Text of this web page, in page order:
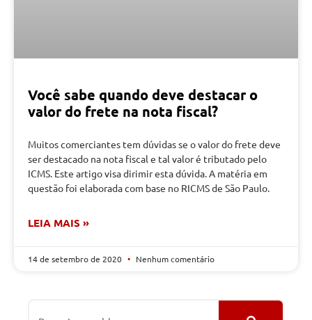
Você sabe quando deve destacar o
valor do frete na nota fiscal?
Muitos comerciantes tem dúvidas se o valor do frete deve
ser destacado na nota fiscal e tal valor é tributado pelo
ICMS. Este artigo visa dirimir esta dúvida. A matéria em
questão foi elaborada com base no RICMS de São Paulo.
LEIA MAIS »
14 de setembro de 2020 Nenhum comentário